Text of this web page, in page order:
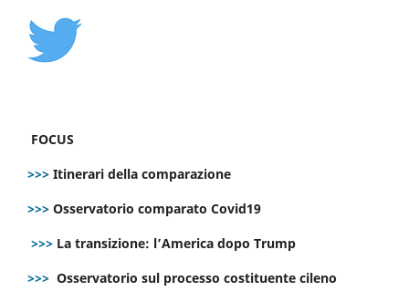
FOCUS
>>> Itinerari della comparazione
>>> Osservatorio comparato Covid19
>>> La transizione: l’America dopo Trump
>>> Osservatorio sul processo costituente cileno